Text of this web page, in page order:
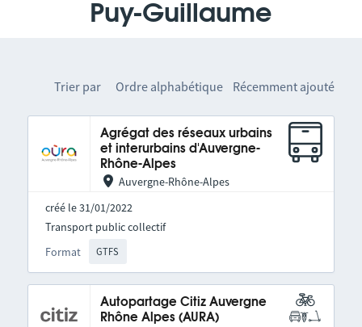
Puy-Guillaume
Trier par Ordre alphabétique Récemment ajouté
Agrégat des réseaux urbains
et interurbains d'Auvergne-
Rhône-Alpes
Auvergne-Rhône-Alpes
créé le 31/01/2022
Format GTFS
Transport public collectif
Autopartage Citiz Auvergne
Rhône Alpes (AURA)